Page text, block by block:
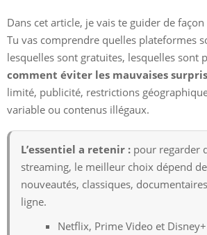
Dans cet article, je vais te guider de
Tu vas comprendre quelles plateformes
lesquelles sont gratuites, lesquelles sont
comment éviter les mauvaises
limité, publicité, restrictions
variable ou contenus illégaux.
L’essentiel a retenir : pour regarder
streaming, le meilleur choix dépend
nouveautés, classiques,
ligne.
Netflix, Prime Video et